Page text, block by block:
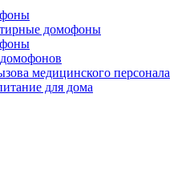
домофоны
медицинского персонала
для дома